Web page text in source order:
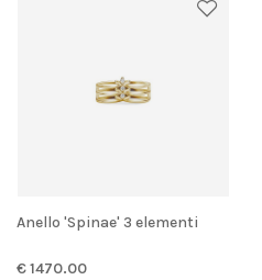
Anello 'Spinae' 3 elementi
€ 1470.00